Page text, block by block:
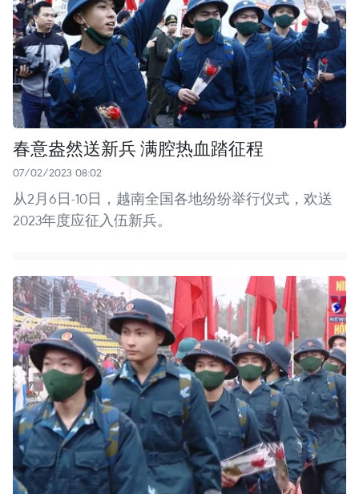
春意盎然送新兵 满腔热血踏征程
07/02/2023 08:02
从2月6日-10日，越南全国各地纷纷举行仪式，欢送
2023年度应征入伍新兵。